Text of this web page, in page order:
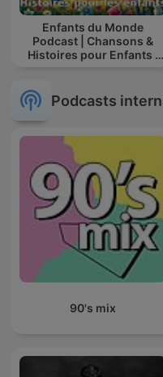
Enfants du Monde
Podcast | Chansons &
Histoires pour Enfants |
Apprendre à Chanter
Compte
Podcasts
90's mix